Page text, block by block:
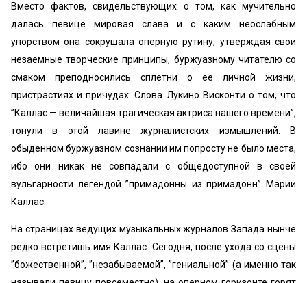
Вместо фактов, свидельствующих о том, как мучительно
далась певице мировая слава и с каким неослабным
упорством она сокрушала оперную рутину, утверждая свои
незаемные творческие принципы, буржуазному читателю со
смаком преподносились сплетни о ее личной жизни,
пристрастиях и причудах. Слова Лукино Висконти о том, что
’’Каллас — величайшая трагическая актриса нашего времени”,
тонули в этой лавине журналистских измышлений. В
обыденном буржуазном сознании им попросту не было места,
ибо они никак не совпадали с общедоступной в своей
вульгарности легендой ’’примадонны из примадонн” Марии
Каллас.
На страницах ведущих музыкальных журналов Запада нынче
редко встретишь имя Каллас. Сегодня, после ухода со сцены
’’божественной”, ’’незабываемой”, ’’гениальной” (а именно так